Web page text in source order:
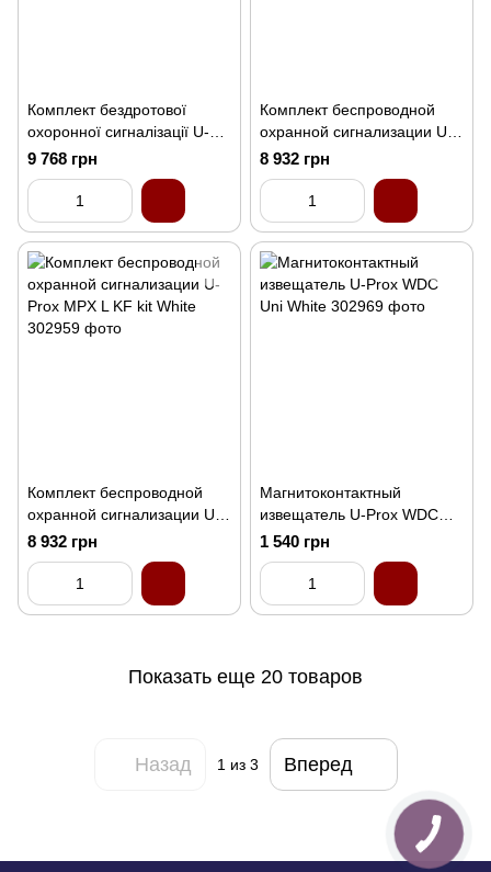
Комплект бездротової
охоронної сигналізації U-
Prox MPX LE KF kit Black
9 768 грн
Комплект беспроводной
охранной сигнализации U-
Prox MPX L KF kit Black
8 932 грн
Комплект беспроводной
охранной сигнализации U-
Prox MPX L KF kit White
8 932 грн
Магнитоконтактный
извещатель U-Prox WDC
Uni White
1 540 грн
Показать еще 20 товаров
Назад 1 из 3 Вперед